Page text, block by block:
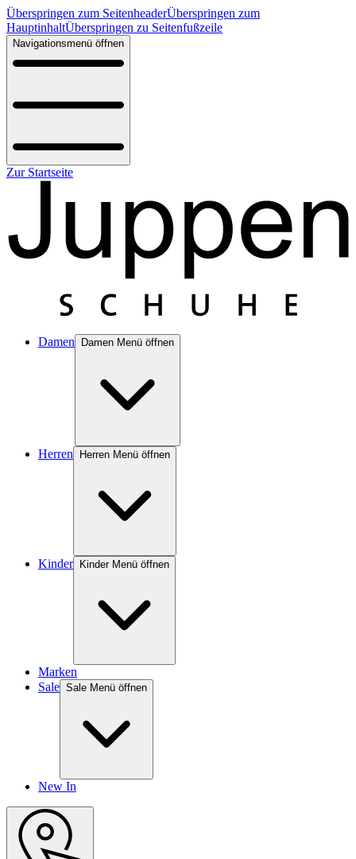
Überspringen zum SeitenheaderÜberspringen zum
HauptinhaltÜberspringen zu Seitenfußzeile
Navigationsmenü öffnen
Zur Startseite
Damen Damen Menü öffnen
Herren Herren Menü öffnen
Kinder Kinder Menü öffnen
Marken
Sale Sale Menü öffnen
New In